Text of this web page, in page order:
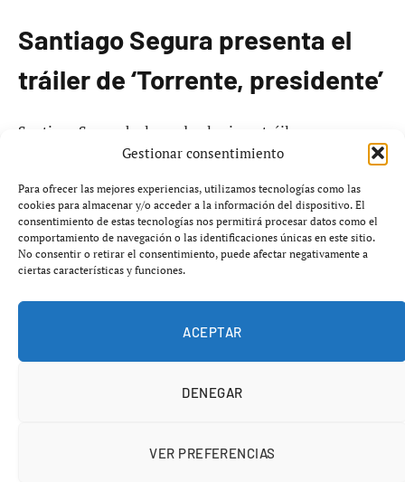
Gestionar consentimiento
Para ofrecer las mejores experiencias, utilizamos tecnologías como las
cookies para almacenar y/o acceder a la información del dispositivo. El
consentimiento de estas tecnologías nos permitirá procesar datos como el
comportamiento de navegación o las identificaciones únicas en este sitio.
No consentir o retirar el consentimiento, puede afectar negativamente a
ciertas características y funciones.
ACEPTAR
DENEGAR
VER PREFERENCIAS
Santiago Segura presenta el
tráiler de ‘Torrente, presidente’
Santiago Segura ha lanzado el primer tráiler
promocional de‘Torrente, presidente’este fin de
semana, coincidiendo con el fallecimiento de Fernando
Esteso, quien participó en las últimas secuelas de la saga.
La película está programada para estrenarse el13 de
marzode 2024.
El tráiler, que se considera el primer material
promocional oficial de la película, no revela detalles
este contexto, Segura ha expresado su intención de que